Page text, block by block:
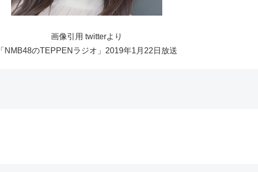
画像引用 twitterより
「NMB48のTEPPENラジオ」2019年1月22日放送